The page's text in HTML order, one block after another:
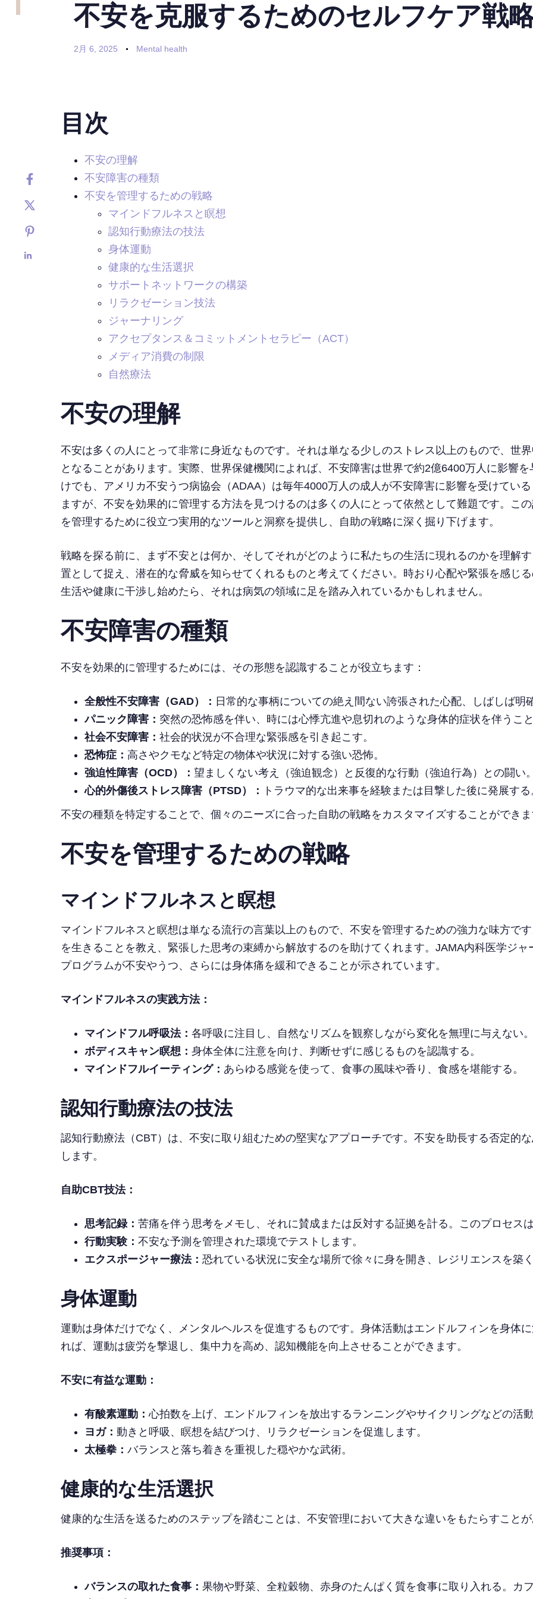
不安を克服するためのセルフケア戦
2月 6, 2025 Mental health
目次
不安の理解
不安障害の種類
不安を管理するための戦略
マインドフルネスと瞑想
認知行動療法の技法
身体運動
健康的な生活選択
サポートネットワークの構築
リラクゼーション技法
ジャーナリング
アクセプタンス＆コミットメントセラピー（ACT）
メディア消費の制限
自然療法
不安の理解
不安は多くの人にとって非常に身近なものです。それは単なる少しのストレス以上のもので、世
となることがあります。実際、世界保健機関によれば、不安障害は世界で約2億6400万人に影響
けでも、アメリカ不安うつ病協会（ADAA）は毎年4000万人の成人が不安障害に影響を受けてい
ますが、不安を効果的に管理する方法を見つけるのは多くの人にとって依然として難題です。こ
を管理するために役立つ実用的なツールと洞察を提供し、自助の戦略に深く掘り下げます。
戦略を探る前に、まず不安とは何か、そしてそれがどのように私たちの生活に現れるのかを理解
置として捉え、潜在的な脅威を知らせてくれるものと考えてください。時おり心配や緊張を感じ
生活や健康に干渉し始めたら、それは病気の領域に足を踏み入れているかもしれません。
不安障害の種類
不安を効果的に管理するためには、その形態を認識することが役立ちます：
全般性不安障害（GAD）： 日常的な事柄についての絶え間ない誇張された心配、しばしば明
パニック障害： 突然の恐怖感を伴い、時には心悸亢進や息切れのような身体的症状を伴うこ
社会不安障害： 社会的状況が不合理な緊張感を引き起こす。
恐怖症： 高さやクモなど特定の物体や状況に対する強い恐怖。
強迫性障害（OCD）： 望ましくない考え（強迫観念）と反復的な行動（強迫行為）との闘い
心的外傷後ストレス障害（PTSD）：
トラウマ的な出来事を経験または目撃した後に発展する
不安の種類を特定することで、個々のニーズに合った自助の戦略をカスタマイズすることができ
不安を管理するための戦略
マインドフルネスと瞑想
マインドフルネスと瞑想は単なる流行の言葉以上のもので、不安を管理するための強力な味方で
を生きることを教え、緊張した思考の束縛から解放するのを助けてくれます。JAMA内科医学ジ
プログラムが不安やうつ、さらには身体痛を緩和できることが示されています。
マインドフルネスの実践方法：
マインドフル呼吸法： 各呼吸に注目し、自然なリズムを観察しながら変化を無理に与えない
ボディスキャン瞑想： 身体全体に注意を向け、判断せずに感じるものを認識する。
マインドフルイーティング： あらゆる感覚を使って、食事の風味や香り、食感を堪能する。
認知行動療法の技法
認知行動療法（CBT）は、不安に取り組むための堅実なアプローチです。不安を助長する否定的
します。
自助CBT技法：
思考記録： 苦痛を伴う思考をメモし、それに賛成または反対する証拠を計る。このプロセス
行動実験： 不安な予測を管理された環境でテストします。
エクスポージャー療法： 恐れている状況に安全な場所で徐々に身を開き、レジリエンスを築
身体運動
運動は身体だけでなく、メンタルヘルスを促進するものです。身体活動はエンドルフィンを身体
れば、運動は疲労を撃退し、集中力を高め、認知機能を向上させることができます。
不安に有益な運動：
有酸素運動：心拍数を上げ、エンドルフィンを放出するランニングやサイクリングなどの活
ヨガ： 動きと呼吸、瞑想を結びつけ、リラクゼーションを促進します。
太極拳： バランスと落ち着きを重視した穏やかな武術。
健康的な生活選択
健康的な生活を送るためのステップを踏むことは、不安管理において大きな違いをもたらすこと
推奨事項：
バランスの取れた食事： 果物や野菜、全粒穀物、赤身のたんぱく質を食事に取り入れる。カ